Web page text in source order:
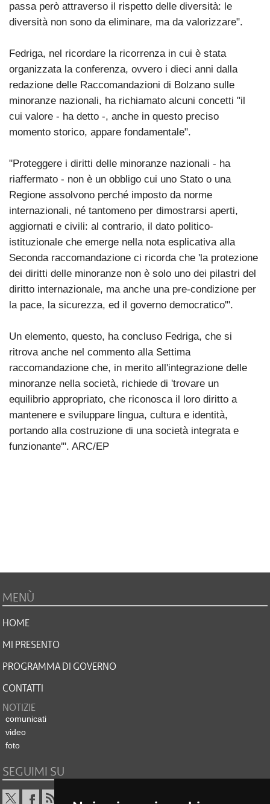
passa però attraverso il rispetto delle diversità: le
diversità non sono da eliminare, ma da valorizzare".
Fedriga, nel ricordare la ricorrenza in cui è stata
organizzata la conferenza, ovvero i dieci anni dalla
redazione delle Raccomandazioni di Bolzano sulle
minoranze nazionali, ha richiamato alcuni concetti "il
cui valore - ha detto -, anche in questo preciso
momento storico, appare fondamentale".
"Proteggere i diritti delle minoranze nazionali - ha
riaffermato - non è un obbligo cui uno Stato o una
Regione assolvono perché imposto da norme
internazionali, né tantomeno per dimostrarsi aperti,
aggiornati e civili: al contrario, il dato politico-
istituzionale che emerge nella nota esplicativa alla
Seconda raccomandazione ci ricorda che 'la protezione
dei diritti delle minoranze non è solo uno dei pilastri del
diritto internazionale, ma anche una pre-condizione per
la pace, la sicurezza, ed il governo democratico'".
Un elemento, questo, ha concluso Fedriga, che si
ritrova anche nel commento alla Settima
raccomandazione che, in merito all'integrazione delle
minoranze nella società, richiede di 'trovare un
equilibrio appropriato, che riconosca il loro diritto a
mantenere e sviluppare lingua, cultura e identità,
portando alla costruzione di una società integrata e
funzionante'". ARC/EP
MENÙ
HOME
MI PRESENTO
PROGRAMMA DI GOVERNO
CONTATTI
NOTIZIE
comunicati
video
foto
SEGUIMI SU